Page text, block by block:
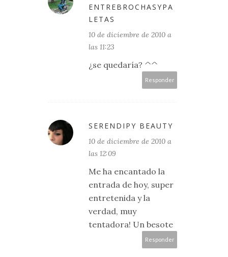
ENTREBROCHASYPA
LETAS
10 de diciembre de 2010 a
las 11:23
¿se quedaría? ^^
Responder
SERENDIPY BEAUTY
10 de diciembre de 2010 a
las 12:09
Me ha encantado la
entrada de hoy, super
entretenida y la
verdad, muy
tentadora! Un besote
Responder